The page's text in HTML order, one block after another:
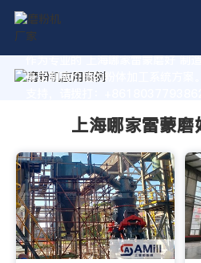
作为专业的 上海哪家雷蒙磨好 制
身定制高价值的粉体加工系统方案
上海哪家雷蒙